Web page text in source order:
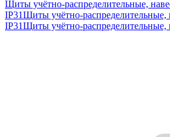
Щиты учётно-распределительные,
IP31Щиты учётно-
IP31Щиты учётно-